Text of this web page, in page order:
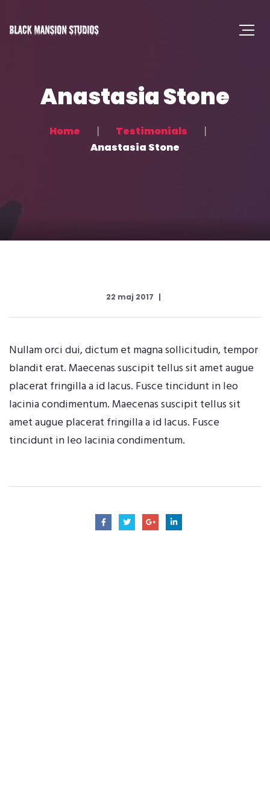
Anastasia Stone
Home
Testimonials
Anastasia Stone
22 maj 2017
Nullam orci dui, dictum et magna sollicitudin, tempor
blandit erat. Maecenas suscipit tellus sit amet augue
placerat fringilla a id lacus. Fusce tincidunt in leo
lacinia condimentum. Maecenas suscipit tellus sit
amet augue placerat fringilla a id lacus. Fusce
tincidunt in leo lacinia condimentum.